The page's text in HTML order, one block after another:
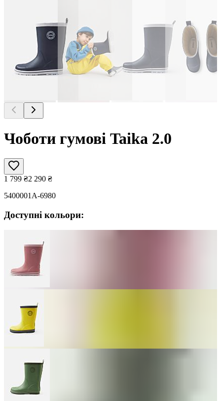
Чоботи гумові Taika 2.0
1 799 ₴2 290 ₴
5400001A-6980
Доступні кольори: